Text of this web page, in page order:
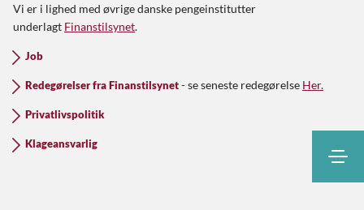
Vi er i lighed med øvrige danske pengeinstitutter
underlagt Finanstilsynet.
Job
Redegørelser fra Finanstilsynet - se seneste redegørelse Her.
Privatlivspolitik
Klageansvarlig